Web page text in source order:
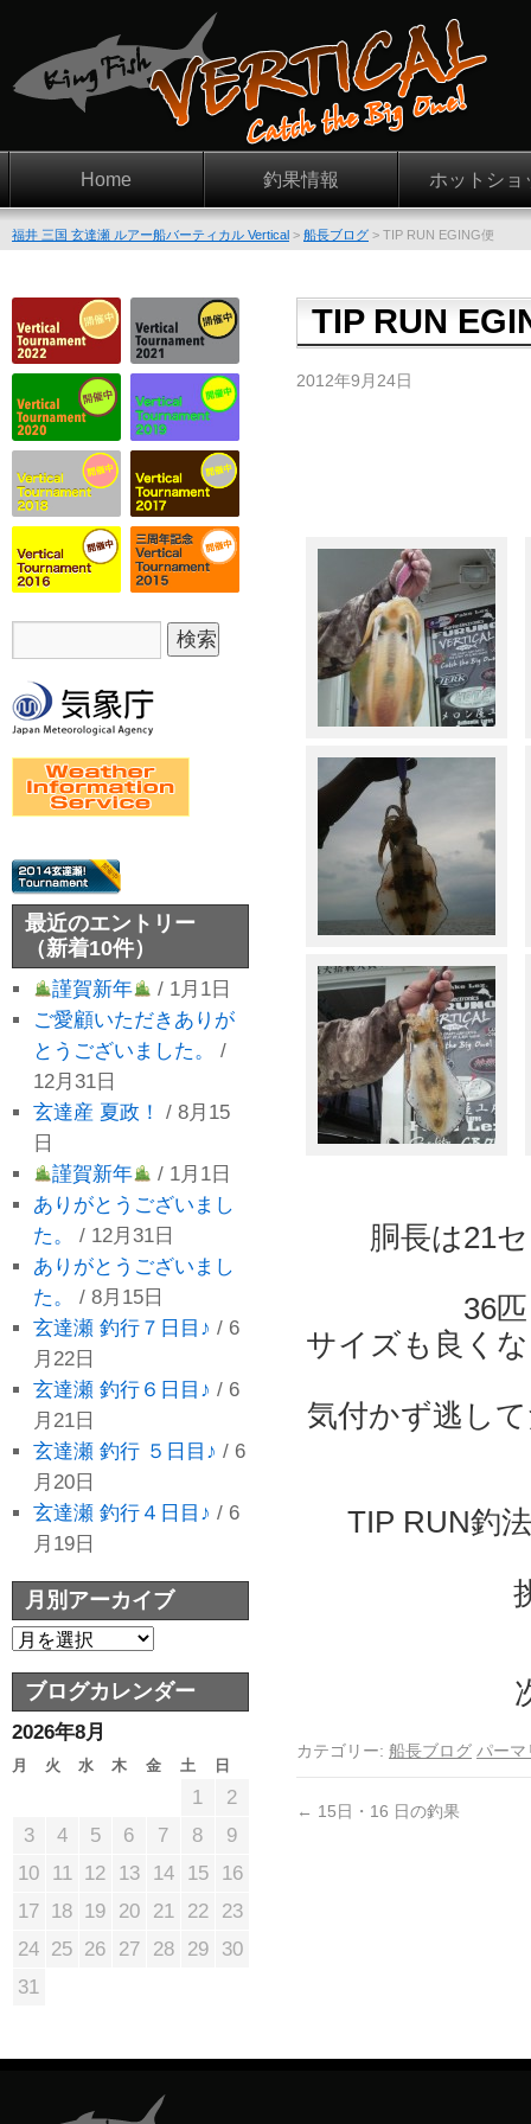
Home 釣果情報 ホットショ
福井 三国 玄達瀬 ルアー船バーティカル Vertical > 船長ブログ > TIP RUN EGING便
TIP RUN
2012年9月24日
胴長は21
36
サイズも良く
気付かず逃し
TIP RUN釣
カテゴリー: 船長ブログ パーマ
← 15日・16 日の釣果
最近のエントリー
（新着10件）
謹賀新年
/ 1月1日
ご愛顧いただきありが
とうございました。
/
12月31日
玄達産 夏政！
/ 8月15
日
謹賀新年
/ 1月1日
ありがとうございまし
た。
/ 12月31日
ありがとうございまし
た。
/ 8月15日
玄達瀬 釣行７日目♪ / 6
月22日
玄達瀬 釣行６日目♪ / 6
月21日
玄達瀬 釣行 ５日目♪ / 6
月20日
玄達瀬 釣行４日目♪ / 6
月19日
月別アーカイブ
ブログカレンダー
2026年8月
月 火 水 木 金 土 日
1
2
3
4 5 6 7 8
9
10
11 12 13 14 15
16
17 18 19 20 21 22
23
24 25 26 27 28 29
30
31